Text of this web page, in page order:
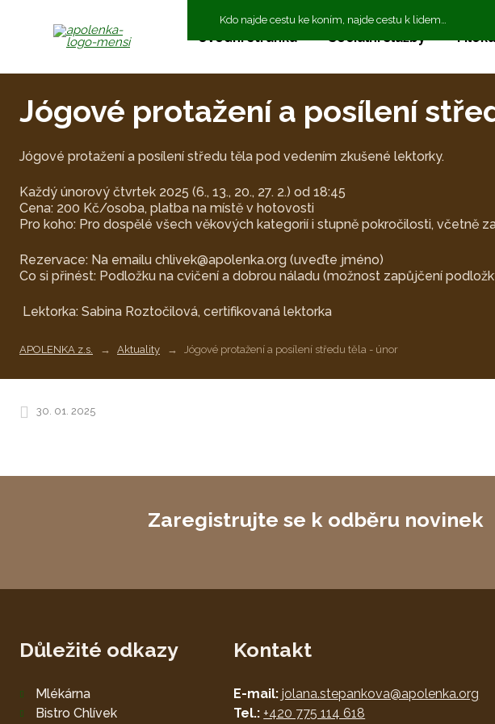
Kdo najde cestu ke koním, najde cestu k lidem…
Úvodní stránka Sociální služby
Jógové protažení a posílení
Jógové protažení a posílení středu těla pod vedením zkušené lektorky.
Každý únorový čtvrtek 2025 (6., 13., 20., 27. 2.) od 18:45
Cena: 200 Kč/osoba, platba na místě v hotovosti
Pro koho: Pro dospělé všech věkových kategorií i stupně pokročilosti, včetně
Rezervace: Na emailu chlivek@apolenka.org (uveďte jméno)
Co si přinést: Podložku na cvičení a dobrou náladu (možnost zapůjčení
Lektorka: Sabina Roztočilová, certifikovaná lektorka
APOLENKA z.s. Aktuality Jógové protažení a posílení středu těla - únor
30. 01. 2025
Zaregistrujte se k odběru novinek
Důležité odkazy
Mlékárna
Bistro Chlívek
Kontakt
E-mail: jolana.stepankova@apolenka.org
Tel.: +420 775 114 618